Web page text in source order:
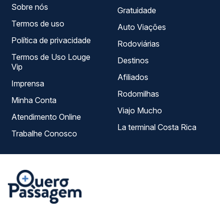
Sobre nós
Termos de uso
Política de privacidade
Termos de Uso Louge
Vip
Imprensa
Minha Conta
Atendimento Online
Trabalhe Conosco
Gratuidade
Auto Viações
Rodoviárias
Destinos
Afiliados
Rodomilhas
Viajo Mucho
La terminal Costa Rica